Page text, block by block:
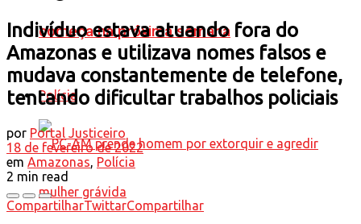
começa na próxima semana
Polícia
Indivíduo estava atuando fora do
Amazonas e utilizava nomes falsos e
mudava constantemente de telefone,
tentando dificultar trabalhos policiais
por Portal Justiceiro
18 de fevereiro de 2022
em Amazonas, Polícia
2 min read
CompartilharTwittarCompartilhar